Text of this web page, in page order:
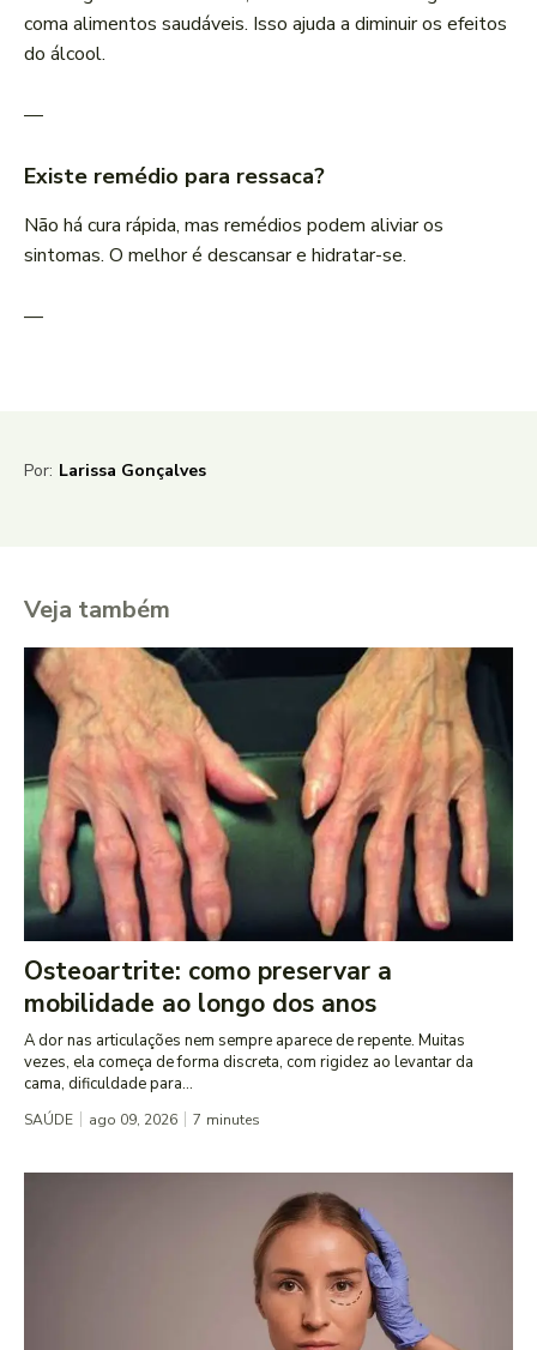
coma alimentos saudáveis. Isso ajuda a diminuir os efeitos
do álcool.
—
Existe remédio para ressaca?
Não há cura rápida, mas remédios podem aliviar os
sintomas. O melhor é descansar e hidratar-se.
—
Por: Larissa Gonçalves
Veja também
Osteoartrite: como preservar a
mobilidade ao longo dos anos
A dor nas articulações nem sempre aparece de repente. Muitas
vezes, ela começa de forma discreta, com rigidez ao levantar da
cama, dificuldade para...
SAÚDE ago 09, 2026 7 minutes